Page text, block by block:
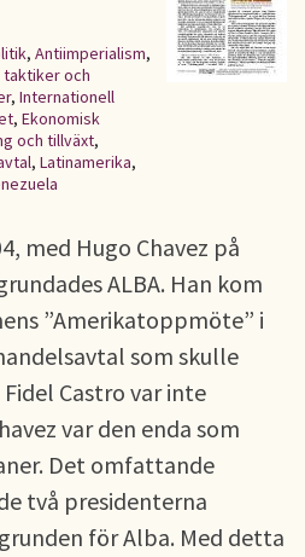
, Antiimperialism,
och
, Internationell
, Ekonomisk
och tillväxt,
, Latinamerika,
med Hugo Chavez på
ALBA. Han kom
”Amerikatoppmöte” i
som skulle
Castro var inte
var den enda som
Det omfattande
två presidenterna
för Alba. Med detta